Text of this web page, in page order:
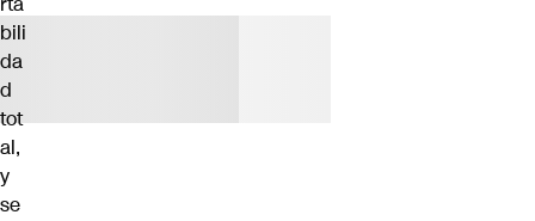
bili
da
d
tot
al,
y
se